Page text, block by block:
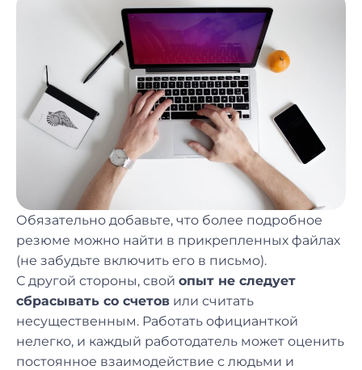
Обязательно добавьте, что более подробное
резюме можно найти в прикрепленных файлах
(не забудьте включить его в письмо).
С другой стороны, свой опыт не следует
сбрасывать со счетов или считать
несущественным. Работать официанткой
нелегко, и каждый работодатель может оценить
постоянное взаимодействие с людьми и